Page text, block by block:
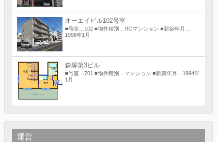
オーエイビル102号室
■号室…102 ■物件種別…RCマンション ■新築年月…
1998年1月
森塚第3ビル
■号室…701 ■物件種別…マンション ■新築年月…1994年
1月
運営